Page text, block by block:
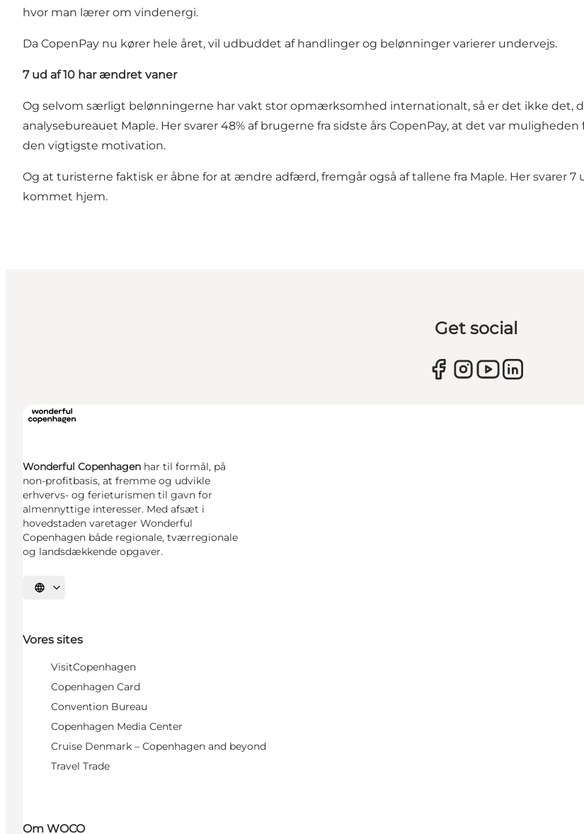
hvor man lærer om vindenergi.
Da CopenPay nu kører hele året, vil udbuddet af handlinger og belønninger varierer undervejs.
7 ud af 10 har ændret vaner
Og selvom særligt belønningerne har vakt stor opmærksomhed internationalt, så er det ikke det,
analysebureauet Maple. Her svarer 48% af brugerne fra sidste års CopenPay, at det var
den vigtigste motivation.
Og at turisterne faktisk er åbne for at ændre adfærd, fremgår også af tallene fra Maple. Her svarer
kommet hjem.
Get social
Wonderful Copenhagen har til formål, på
non-profitbasis, at fremme og udvikle
erhvervs- og ferieturismen til gavn for
almennyttige interesser. Med afsæt i
hovedstaden varetager Wonderful
Copenhagen både regionale, tværregionale
og landsdækkende opgaver.
Vælg sprog
Vores sites
VisitCopenhagen
Copenhagen Card
Convention Bureau
Copenhagen Media Center
Cruise Denmark – Copenhagen and beyond
Travel Trade
Om WOCO